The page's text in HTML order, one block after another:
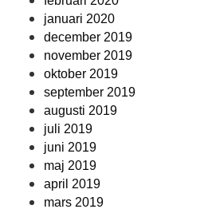
januari 2020
december 2019
november 2019
oktober 2019
september 2019
augusti 2019
juli 2019
juni 2019
maj 2019
april 2019
mars 2019